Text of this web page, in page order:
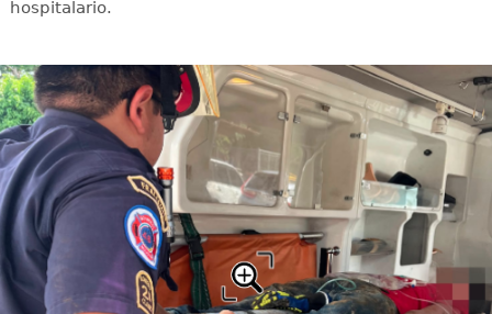
hospitalario.